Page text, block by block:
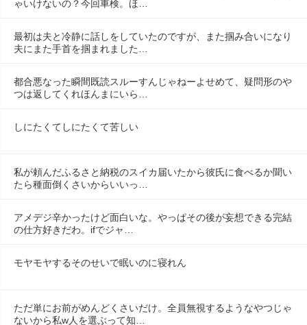
ゃいけないの？今回車検。ほ…
最初は夫と冷静に話しをしていたのですが、また掴み合いになり
夫にまた手首を掴まれました…
都合悪なった瞬間既読スルーすんじゃねーよせめて、疑問形のや
つは返してくれほんまにいら…
しにたくてしにたくて苦しい
私が頼んだふるさと納税のスイカ届いたから彼氏に食べるか聞い
たら種面倒くさいからいいっ…
アメデジ辛かったけど面白いな。やっぱその後が妄想できる完結
の仕方好きだわ。ifでジャ…
モヤモヤするそのせいで眠いのに寝れん
ただ単にお前がめんどくさいだけ。全員無視するようなやつじゃ
ないから私w人を選ぶって知…